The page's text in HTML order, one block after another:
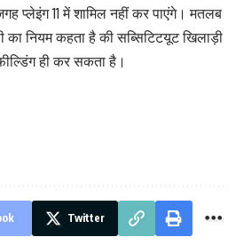
प्लेइंग 11 में शामिल नहीं कर पाएंगे। मतलब
नियम कहता है की सब्सिटिटयूट खिलाड़ी
ही कर सकता है।
Twitter